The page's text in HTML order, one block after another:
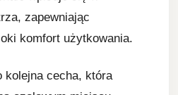
zapewniając
komfort użytkowania.
cecha, która